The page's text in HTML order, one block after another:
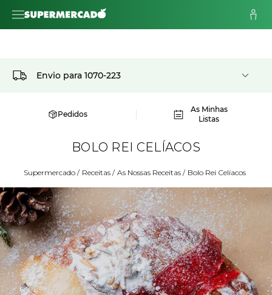
Envio para 1070-223
Pedidos
As Minhas
Listas
BOLO REI CELÍACOS
Supermercado / Receitas / As Nossas Receitas / Bolo Rei Celíacos